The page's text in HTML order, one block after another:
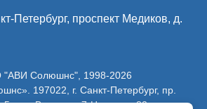
Петербург, проспект Медиков, д.
Солюшнс", 1998-2026
197022, г. Санкт-Петербург, пр.
лит. В, ч. пом. 7-Н, ч. ком. 82.